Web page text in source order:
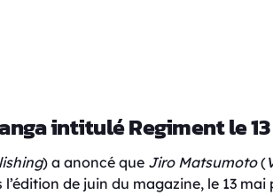
intitulé Regiment le
) a anoncé que Jiro Matsumoto(
de juin du magazine, le 13